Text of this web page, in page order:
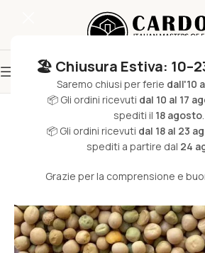
🏖️ Chiusura Estiva:
Saremo chiusi per ferie dall'10
📦 Gli ordini ricevuti dal 10 al 17
spediti il 18 agosto.
📦 Gli ordini ricevuti dal 18 al 23
spediti a partire dal 24
Grazie per la comprensione e